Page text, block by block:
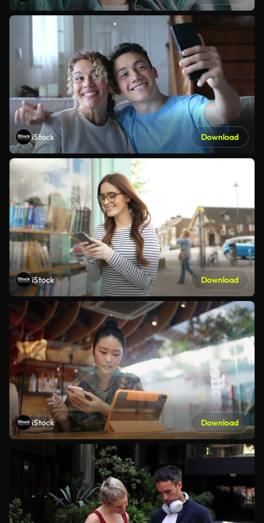
iStock Download
iStock Download
iStock Download